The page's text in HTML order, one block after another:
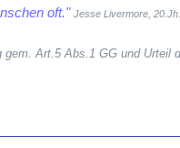
oft." Jesse Livermore, 20.Jh.
Art.5 Abs.1 GG und Urteil